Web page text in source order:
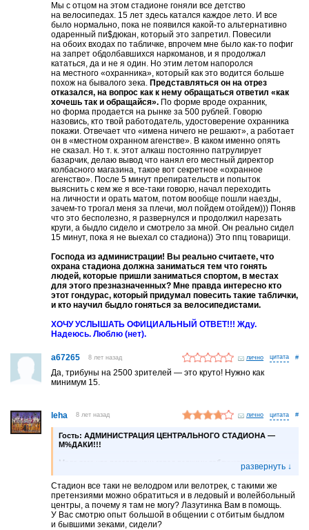
Мы с отцом на этом стадионе гоняли все детство
на велосипедах. 15 лет здесь катался каждое лето. И все
было нормально, пока не появился какой-то альтернативно
одаренный пи$дюкан, который это запретил. Повесили
на обоих входах по табличке, впрочем мне было как-то пофиг
на запрет обдoлбaвшихся нapкoманов, и я продолжал
кататься, да и не я один. Но этим летом напоролся
на местного «охранника», который как это водится больше
похож на бывалого зека. Представляться он на отрез
отказался, на вопрос как к нему обращаться ответил «как
хочешь так и обращайся». По форме вроде охранник,
но форма продается на рынке за 500 рублей. Говорю
назовись, кто твой работодатель, удостоверение охранника
покажи. Отвечает что «имена ничего не решают», а работает
он в «местном охранном агенстве». В каком именно опять
не сказал. Но т. к. этот алкaш постоянно патрулирует
базарчик, делаю вывод что нанял его местный директор
колбасного магазина, такое вот секретное «охранное
агенство». После 5 минут препирательств и попыток
выяснить с кем же я все-таки говорю, начал переходить
на личности и орать матом, потом вообще пошли наезды,
зачем-то трогал меня за плечи, мол пойдем отойдем))) Поняв
что это бесполезно, я развернулся и продолжил нарезать
круги, а быдло сидело и смотрело за мной. Он реально сидел
15 минут, пока я не выехал со стадиона)) Это ппц товарищи.
Господа из администрации! Вы реально считаете, что
охрана стадиона должна заниматься тем что гонять
людей, которые пришли заниматься спортом, в местах
для этого презназначенных? Мне правда интересно кто
этот гoндyрас, который придумал повесить такие таблички,
и кто научил быдло гоняться за велосипедистами.
ХОЧУ УСЛЫШАТЬ ОФИЦИАЛЬНЫЙ ОТВЕТ!!! Жду.
Надеюсь. Люблю (нет).
a67265 8 лет назад лично #
Да, трибуны на 2500 зрителей — это круто! Нужно как
минимум 15.
leha 8 лет назад лично #
Гость: АДМИНИСТРАЦИЯ ЦЕНТРАЛЬНОГО СТАДИОНА —
M%ДAКИ!!!
Мало того что позорят наш город всякими табличками вроде
(а с каких таких
и бывших зeков в качестве «охраны» стадиона.
ХОЧУ УСЛЫШАТЬ ОФИЦИАЛЬНЫЙ ОТВЕТ!!! Жду. Надеюсь.
Люблю (нет).
Стадион все таки не велодром или велотрек, с такими же
претензиями можно обратиться и в ледовый и волейбольный
центры, а почему я там не могу? Лазутинка Вам в помощь.
У Вас смотрю опыт большой в общении с отбитым быдлом
и бывшими зеками, сидели?